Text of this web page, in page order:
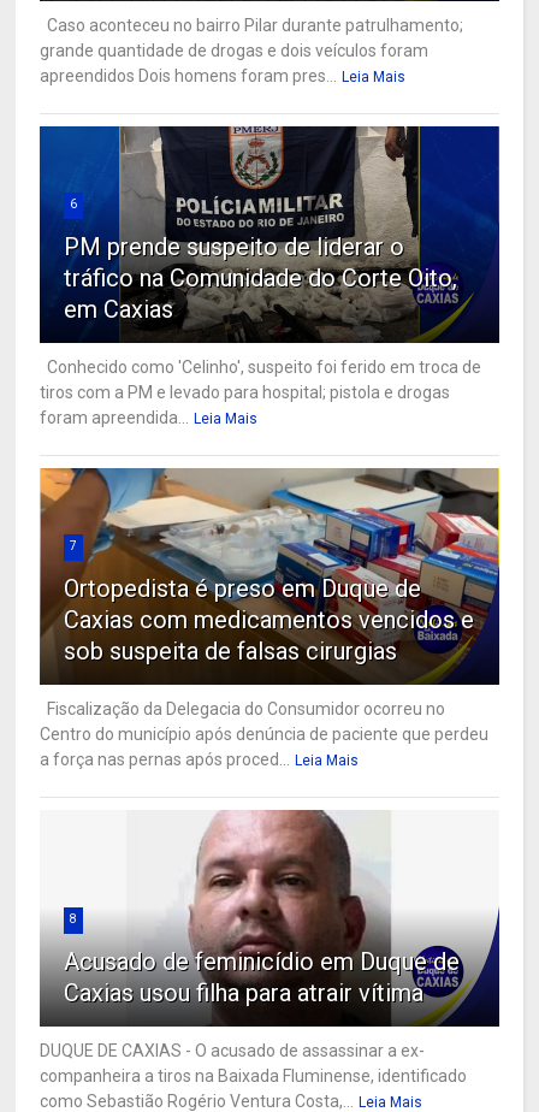
Caso aconteceu no bairro Pilar durante patrulhamento;
grande quantidade de drogas e dois veículos foram
apreendidos Dois homens foram pres...
Leia Mais
6
PM prende suspeito de liderar o
tráfico na Comunidade do Corte Oito,
em Caxias
Conhecido como 'Celinho', suspeito foi ferido em troca de
tiros com a PM e levado para hospital; pistola e drogas
foram apreendida...
Leia Mais
7
Ortopedista é preso em Duque de
Caxias com medicamentos vencidos e
sob suspeita de falsas cirurgias
Fiscalização da Delegacia do Consumidor ocorreu no
Centro do município após denúncia de paciente que perdeu
a força nas pernas após proced...
Leia Mais
8
Acusado de feminicídio em Duque de
Caxias usou filha para atrair vítima
DUQUE DE CAXIAS - O acusado de assassinar a ex-
companheira a tiros na Baixada Fluminense, identificado
como Sebastião Rogério Ventura Costa,...
Leia Mais